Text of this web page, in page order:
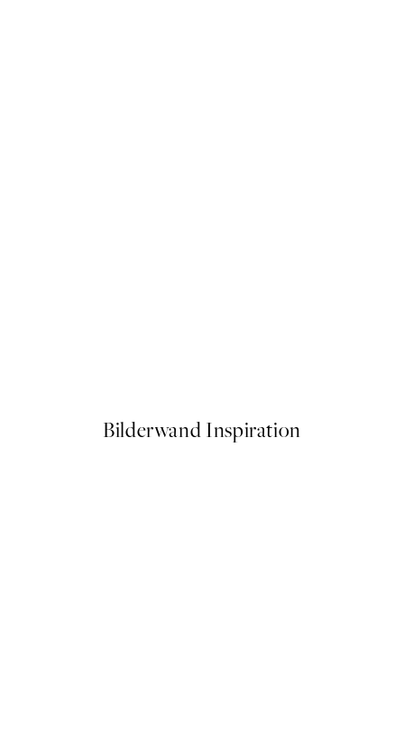
Bilderwand Inspiration